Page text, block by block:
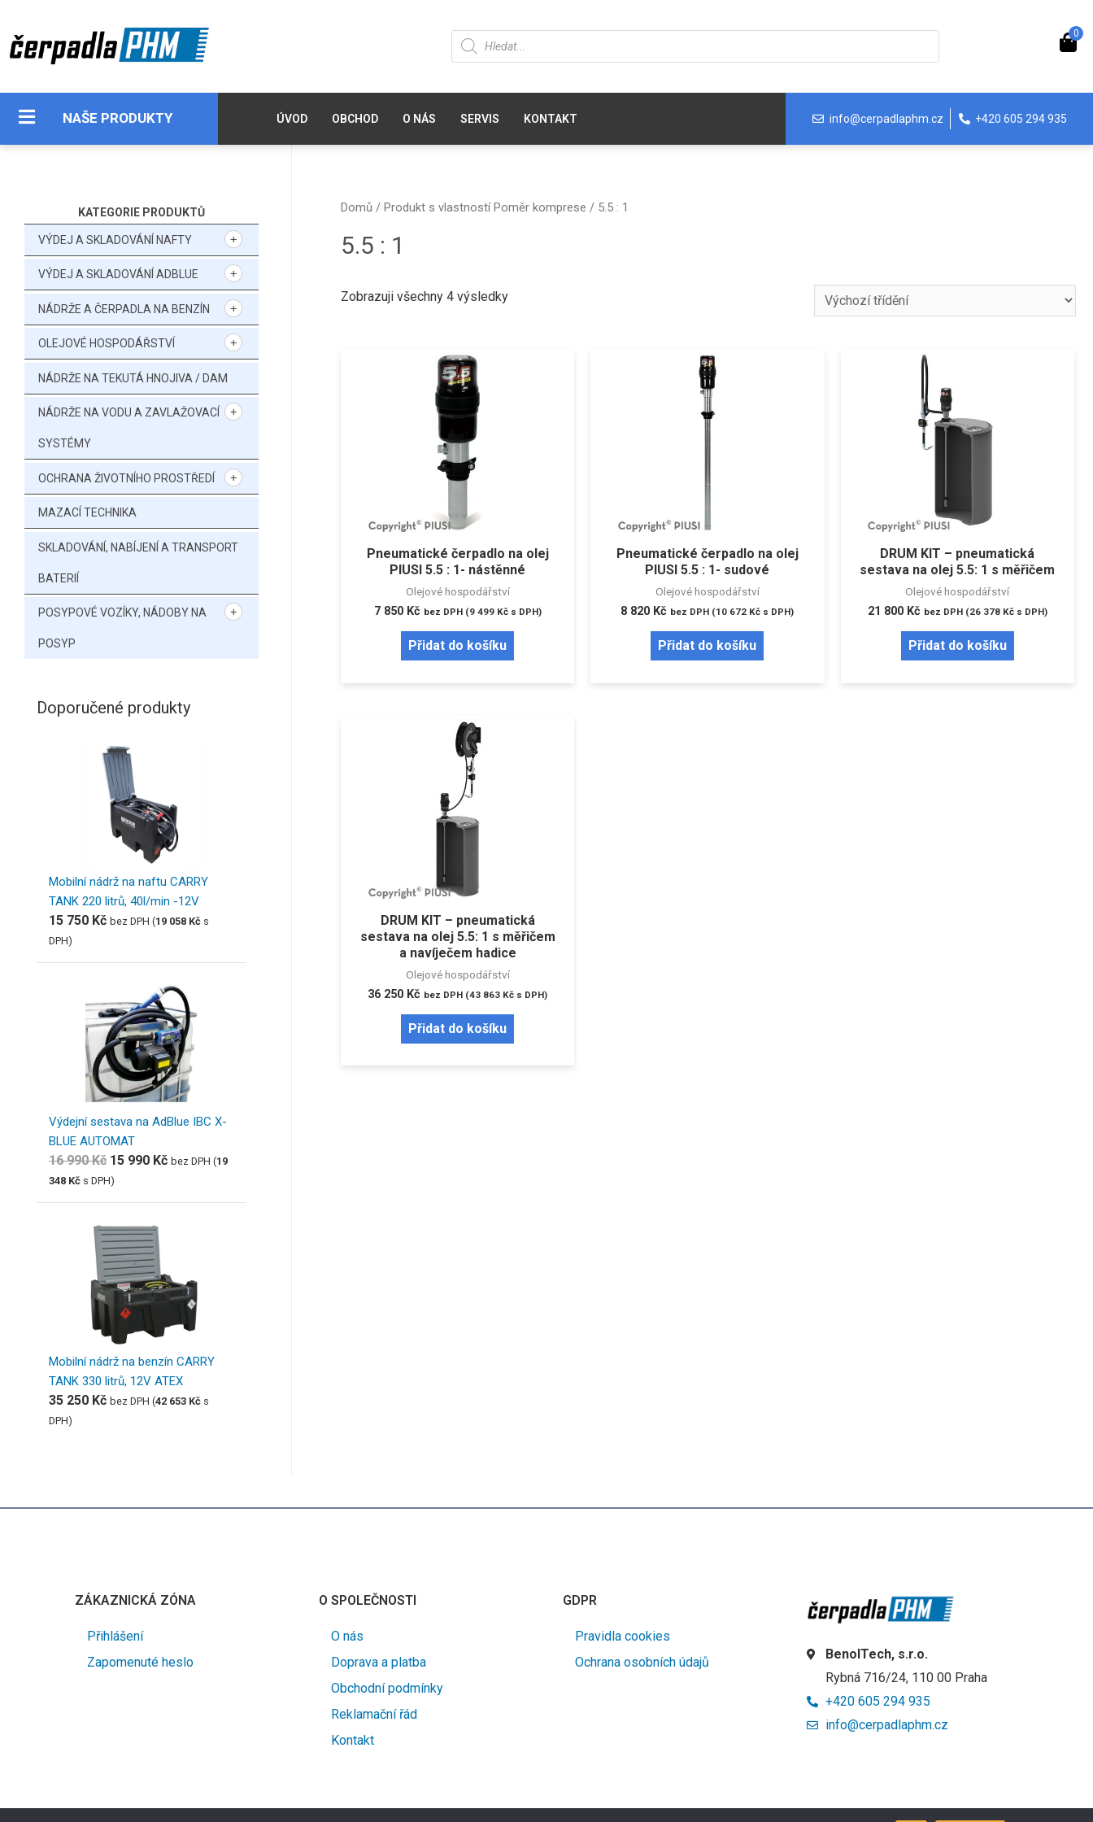
0
NAŠE PRODUKTY ÚVOD OBCHOD O NÁS SERVIS KONTAKT info@cerpadlaphm.cz +420 605 294 935
KATEGORIE PRODUKTŮ
VÝDEJ A SKLADOVÁNÍ NAFTY
VÝDEJ A SKLADOVÁNÍ ADBLUE
NÁDRŽE A ČERPADLA NA BENZÍN
OLEJOVÉ HOSPODÁŘSTVÍ
NÁDRŽE NA TEKUTÁ HNOJIVA / DAM
NÁDRŽE NA VODU A ZAVLAŽOVACÍ
SYSTÉMY
OCHRANA ŽIVOTNÍHO PROSTŘEDÍ
MAZACÍ TECHNIKA
SKLADOVÁNÍ, NABÍJENÍ A TRANSPORT
BATERIÍ
POSYPOVÉ VOZÍKY, NÁDOBY NA
POSYP
Doporučené produkty
Mobilní nádrž na naftu CARRY
TANK 220 litrů, 40l/min -12V
15 750 Kč bez DPH (19 058 Kč s
DPH)
Výdejní sestava na AdBlue IBC X-
BLUE AUTOMAT
16 990Kč 15 990 Kč bez DPH (19
348 Kč s DPH)
Mobilní nádrž na benzín CARRY
TANK 330 litrů, 12V ATEX
35 250 Kč bez DPH (42 653 Kč s
DPH)
Domů / Produkt s vlastností Poměr komprese / 5.5 : 1
5.5 : 1
Zobrazuji všechny 4 výsledky
Pneumatické čerpadlo na olej
PIUSI 5.5 : 1- nástěnné
Olejové hospodářství
7 850 Kč bez DPH (9 499 Kčs DPH)
Přidat do košíku
Pneumatické čerpadlo na olej
PIUSI 5.5 : 1- sudové
Olejové hospodářství
8 820 Kč bez DPH (10 672 Kč s DPH)
Přidat do košíku
DRUM KIT – pneumatická
sestava na olej 5.5: 1 s měřičem
Olejové hospodářství
21 800 Kč bez DPH (26 378 Kčs DPH)
Přidat do košíku
DRUM KIT – pneumatická
sestava na olej 5.5: 1 s měřičem
a navíječem hadice
Olejové hospodářství
36 250 Kč bez DPH (43 863 Kč s DPH)
Přidat do košíku
ZÁKAZNICKÁ ZÓNA
Přihlášení
Zapomenuté heslo
O SPOLEČNOSTI
O nás
Doprava a platba
Obchodní podmínky
Reklamační řád
Kontakt
GDPR
Pravidla cookies
Ochrana osobních údajů
BenolTech, s.r.o.
Rybná 716/24, 110 00 Praha
+420 605 294 935
info@cerpadlaphm.cz